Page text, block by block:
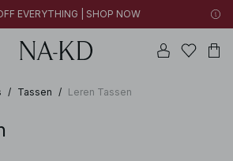
EVERYTHING | SHOP NOW
/ Tassen / Leren Tassen